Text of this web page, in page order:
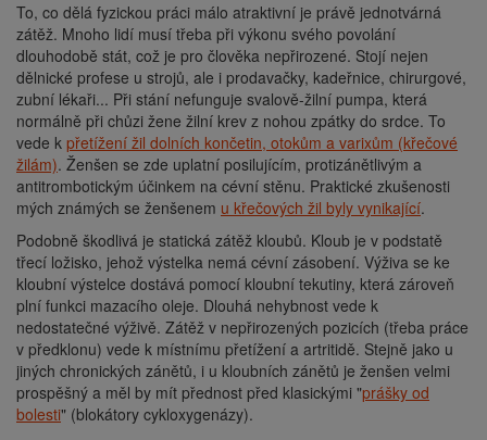
To, co dělá fyzickou práci málo atraktivní je právě jednotvárná
zátěž. Mnoho lidí musí třeba při výkonu svého povolání
dlouhodobě stát, což je pro člověka nepřirozené. Stojí nejen
dělnické profese u strojů, ale i prodavačky, kadeřnice, chirurgové,
zubní lékaři... Při stání nefunguje svalově-žilní pumpa, která
normálně při chůzi žene žilní krev z nohou zpátky do srdce. To
vede k přetížení žil dolních končetin, otokům a varixům (křečové
žilám). Ženšen se zde uplatní posilujícím, protizánětlivým a
antitrombotickým účinkem na cévní stěnu. Praktické zkušenosti
mých známých se ženšenem u křečových žil byly vynikající.
Podobně škodlivá je statická zátěž kloubů. Kloub je v podstatě
třecí ložisko, jehož výstelka nemá cévní zásobení. Výživa se ke
kloubní výstelce dostává pomocí kloubní tekutiny, která zároveň
plní funkci mazacího oleje. Dlouhá nehybnost vede k
nedostatečné výživě. Zátěž v nepřirozených pozicích (třeba práce
v předklonu) vede k místnímu přetížení a artritidě. Stejně jako u
jiných chronických zánětů, i u kloubních zánětů je ženšen velmi
prospěšný a měl by mít přednost před klasickými "prášky od
bolesti" (blokátory cykloxygenázy).